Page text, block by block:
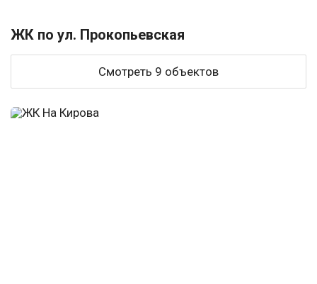
ЖК по ул. Прокопьевская
Смотреть 9 объектов